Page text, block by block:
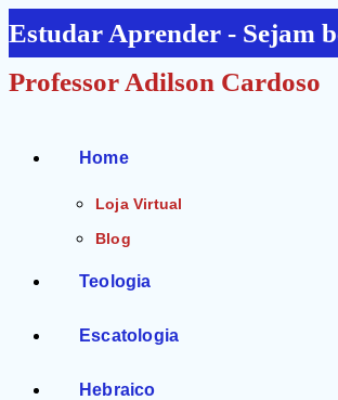
Ir
para
o
Estudar Aprender - Sejam
Professor Adilson Cardoso
Home
Loja Virtual
Blog
Teologia
Escatologia
Hebraico